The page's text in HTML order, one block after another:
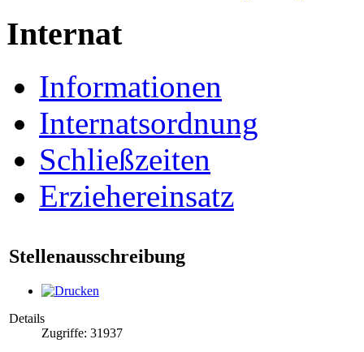
Internat
Informationen
Internatsordnung
Schließzeiten
Erziehereinsatz
Stellenausschreibung
Details
Zugriffe: 31937